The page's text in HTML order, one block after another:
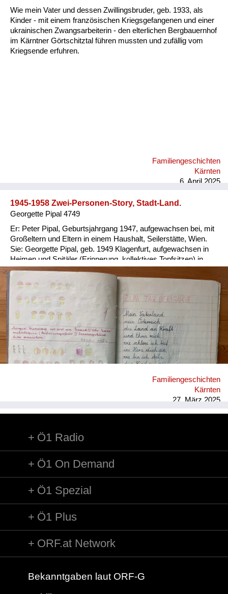
Wie mein Vater und dessen Zwillingsbruder, geb. 1933, als
Kinder - mit einem französischen Kriegsgefangenen und einer
ukrainischen Zwangsarbeiterin - den elterlichen Bergbauernhof
im Kärntner Görtschitztal führen mussten und zufällig vom
Kriegsende erfuhren.
Familiengeschichten
Kärnten
6. April 2025
1945-1958 Zwei-Personen-Story, Stadt-Land.
Georgette Pipal 4749
Er: Peter Pipal, Geburtsjahrgang 1947, aufgewachsen bei, mit
Großeltern und Eltern in einem Haushalt, Seilerstätte, Wien.
Sie: Georgette Pipal, geb. 1949 Klagenfurt, aufgewachsen in
Heimen und Spitäler (Erinnerung, kollektives Topfsitzen) in
Wien und NÖ, 1954/56 Adoptivfamilie. Er: Ein wohlbehütetes,
wohlgenährtes, übergewichtiges Kind; die Meinung der
abgemagerten Groß-Eltern, man braucht Reserven für alle
Fälle. Sie: 1951 abgenommenes, abgegebenes
Besatzungskind (Vater Brite, Mutter Deutsche in Ö.), in
Kinder-übernahmestelle der Stadt Wien, Lustkandelgasse
gelandet; Eltern und Adoption unbekannt; nach später
Recherche via Jugendamt Wien 1997 und Rotes Kreuz 2014
Daten zur eigenen Person erhalten. Er: Als Kind striktes
Verbot, wegen Verletzungsgefahr, Gebäuderuinen zu betreten;
gerodelt, auch im nahen Stadtpark; on top im Wohnhaus
wurden Hühner und Hasen gehalten, das Nebenhaus war eine
Familiengeschichten
Kärnten
27. März 2025
Ö1 Radio
Ö1 On Demand
Ö1 Spezial
Ö1 Plus
ORF.at Network
Bekanntgaben laut ORF-G